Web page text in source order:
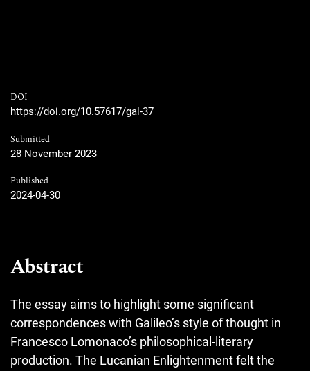
DOI
https://doi.org/10.57617/gal-37
Submitted
28 November 2023
Published
2024-04-30
Abstract
The essay aims to highlight some significant
correspondences with Galileo’s style of thought in
Francesco Lomonaco’s philosophical-literary
production. The Lucanian Enlightenment felt the